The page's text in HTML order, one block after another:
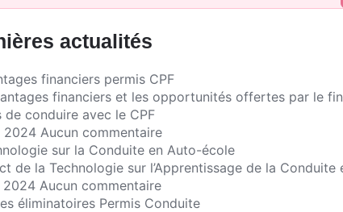
actualités
financiers et les opportunités offertes par le
de conduire avec le CPF
2024 Aucun commentaire
de la Technologie sur l’Apprentissage de la
2024 Aucun commentaire